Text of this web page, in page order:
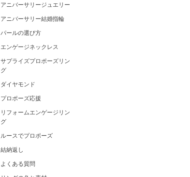
アニバーサリージュエリー
アニバーサリー結婚指輪
パールの選び方
エンゲージネックレス
サプライズプロポーズリン
グ
ダイヤモンド
プロポーズ応援
リフォームエンゲージリン
グ
ルースでプロポーズ
結納返し
よくある質問